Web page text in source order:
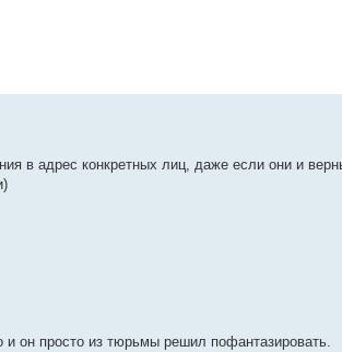
в адрес конкретных лиц, даже если они и
он просто из тюрьмы решил пофантазировать.